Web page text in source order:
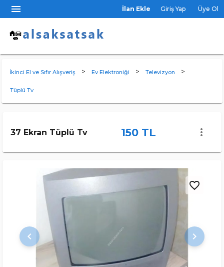
menu İlan Ekle Giriş Yap Üye Ol
İkinci El ve Sıfır Alışveriş > Ev Elektroniği > Televizyon >
Tüplü Tv
37 Ekran Tüplü Tv 150 TL more_vert
favorite_border
keyboard_arrow_left keyboard_arrow_right